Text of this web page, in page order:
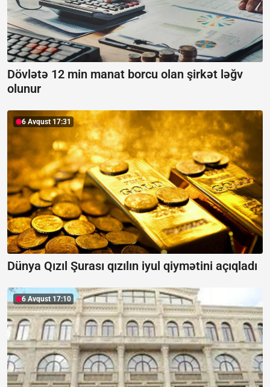
Dövlətə 12 min manat borcu olan şirkət ləğv
olunur
6 Avqust 17:31
Dünya Qızıl Şurası qızılın iyul qiymətini açıqladı
6 Avqust 17:10